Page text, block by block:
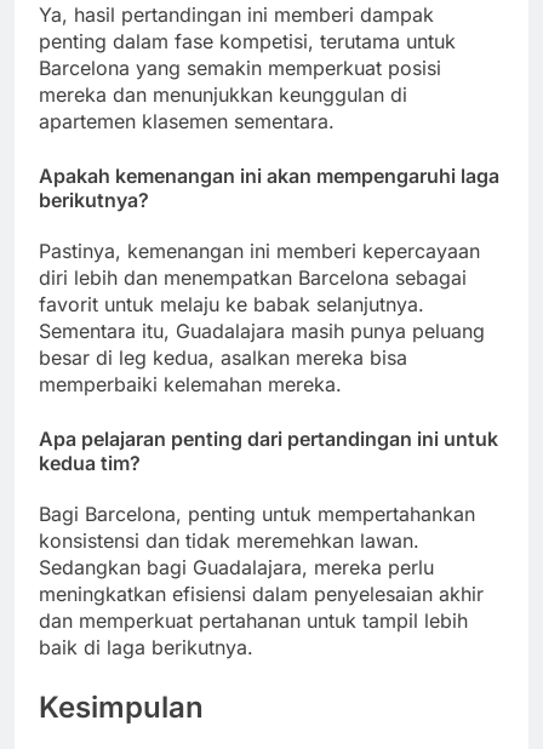
Ya, hasil pertandingan ini memberi dampak
penting dalam fase kompetisi, terutama untuk
Barcelona yang semakin memperkuat posisi
mereka dan menunjukkan keunggulan di
apartemen klasemen sementara.
Apakah kemenangan ini akan mempengaruhi laga
berikutnya?
Pastinya, kemenangan ini memberi kepercayaan
diri lebih dan menempatkan Barcelona sebagai
favorit untuk melaju ke babak selanjutnya.
Sementara itu, Guadalajara masih punya peluang
besar di leg kedua, asalkan mereka bisa
memperbaiki kelemahan mereka.
Apa pelajaran penting dari pertandingan ini untuk
kedua tim?
Bagi Barcelona, penting untuk mempertahankan
konsistensi dan tidak meremehkan lawan.
Sedangkan bagi Guadalajara, mereka perlu
meningkatkan efisiensi dalam penyelesaian akhir
dan memperkuat pertahanan untuk tampil lebih
baik di laga berikutnya.
Kesimpulan